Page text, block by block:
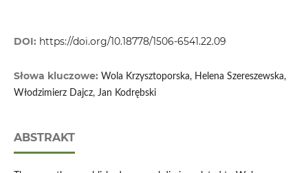
DOI: https://doi.org/10.18778/1506-6541.22.09
Słowa kluczowe: Wola Krzysztoporska, Helena Szereszewska,
Włodzimierz Dajcz, Jan Kodrębski
ABSTRAKT